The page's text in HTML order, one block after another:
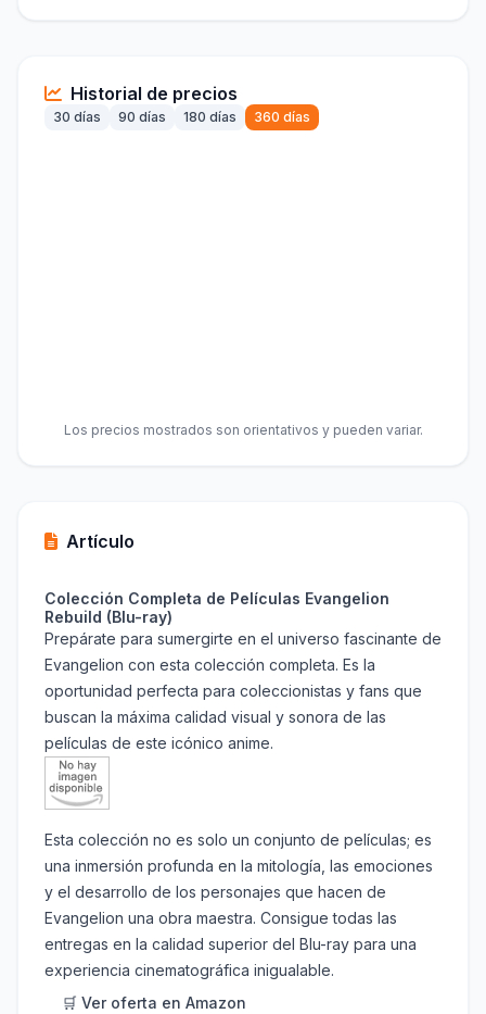
Historial de precios
30 días 90 días 180 días 360 días
Los precios mostrados son orientativos y pueden variar.
Artículo
Colección Completa de Películas Evangelion
Rebuild (Blu-ray)
Prepárate para sumergirte en el universo fascinante de
Evangelion con esta colección completa. Es la
oportunidad perfecta para coleccionistas y fans que
buscan la máxima calidad visual y sonora de las
películas de este icónico anime.
Esta colección no es solo un conjunto de películas; es
una inmersión profunda en la mitología, las emociones
y el desarrollo de los personajes que hacen de
Evangelion una obra maestra. Consigue todas las
entregas en la calidad superior del Blu-ray para una
experiencia cinematográfica inigualable.
🛒 Ver oferta en Amazon